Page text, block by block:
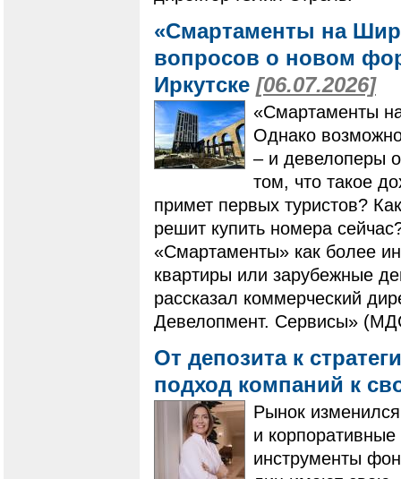
«Смартаменты на
вопросов о новом
Иркутске [06.07.2026]
«Смартаменты
Однако
– и девелоперы
том, что такое
примет первых туристов?
решит купить номера
«Смартаменты» как более
квартиры или зарубежные
рассказал коммерческий
Девелопмент. Сервисы»
От депозита к
подход компаний к
Рынок
и
инструменты